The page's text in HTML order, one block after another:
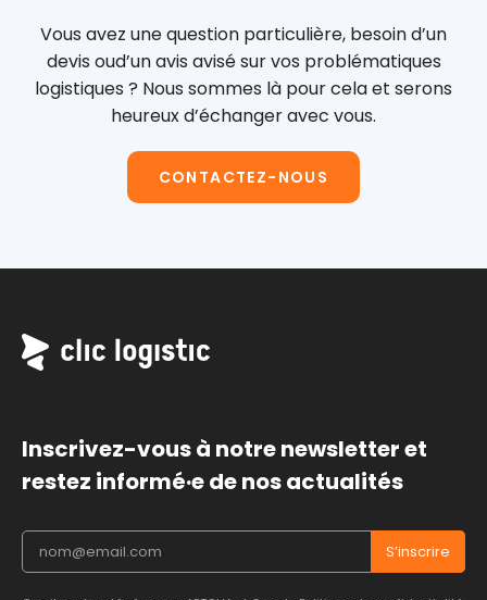
Vous avez une question particulière, besoin d’un
devis oud’un avis avisé sur vos problématiques
logistiques ? Nous sommes là pour cela et serons
heureux d’échanger avec vous.
CONTACTEZ-NOUS
Inscrivez-vous à notre newsletter et
restez informé·e de nos actualités